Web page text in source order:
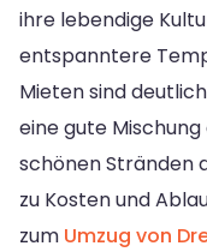
ihre lebendige
entspanntere
Mieten sind
eine gute
schönen Stränden
zu Kosten und
zum Umzug von